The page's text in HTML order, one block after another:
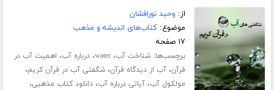
از: وحید نورافشان
موضوع:کتاب‌های اندیشه و مذهب
۱۷ صفحه
برچسب‌ها:شناخت آب،water،درباره آب، اهمیت آب در
قرآن،آب از دیدگاه قرآن،شگفتی آب در قرآن کریم،
مولکول آب،آیاتی درباره آب،دانلود کتاب مذهبی،